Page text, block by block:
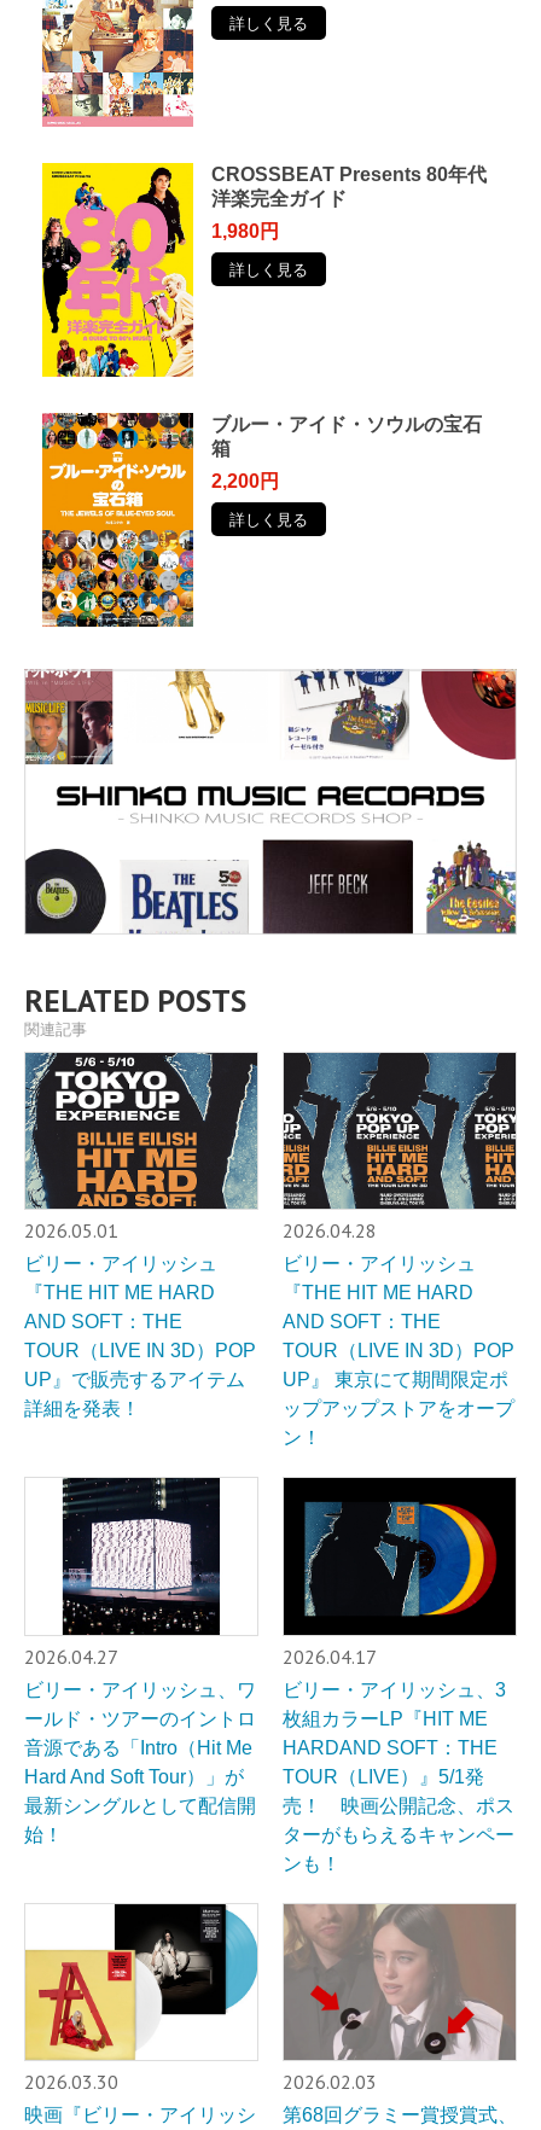
詳しく見る
CROSSBEAT Presents 80年代
洋楽完全ガイド
1,980円
詳しく見る
ブルー・アイド・ソウルの宝石
箱
2,200円
詳しく見る
RELATED POSTS
関連記事
2026.05.01
ビリー・アイリッシュ
『THE HIT ME HARD
AND SOFT：THE
TOUR（LIVE IN 3D）POP
UP』で販売するアイテム
詳細を発表！
2026.04.28
ビリー・アイリッシュ
『THE HIT ME HARD
AND SOFT：THE
TOUR（LIVE IN 3D）POP
UP』 東京にて期間限定ポ
ップアップストアをオープ
ン！
2026.04.27
ビリー・アイリッシュ、ワ
ールド・ツアーのイントロ
音源である「Intro（Hit Me
Hard And Soft Tour）」が
最新シングルとして配信開
始！
2026.04.17
ビリー・アイリッシュ、3
枚組カラーLP『HIT ME
HARDAND SOFT：THE
TOUR（LIVE）』5/1発
売！ 映画公開記念、ポス
ターがもらえるキャンペー
ンも！
2026.03.30
映画『ビリー・アイリッシ
2026.02.03
第68回グラミー賞授賞式、